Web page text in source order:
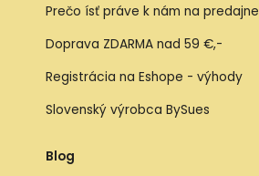
Prečo ísť práve k nám na predajne
Doprava ZDARMA nad 59 €,-
Registrácia na Eshope - výhody
Slovenský výrobca BySues
Blog